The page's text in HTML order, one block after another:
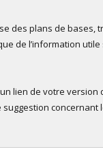
des plans de bases,
de l’information
lien de votre version
concernant